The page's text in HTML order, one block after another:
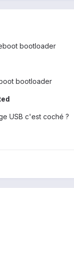
bootloader
bootloader
USB c'est coché ?